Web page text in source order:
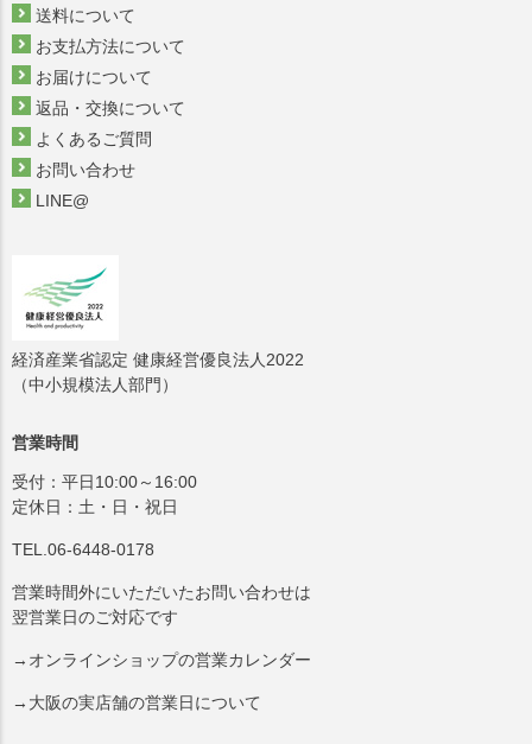
送料について
お支払方法について
お届けについて
返品・交換について
よくあるご質問
お問い合わせ
LINE@
経済産業省認定 健康経営優良法人2022
（中小規模法人部門）
営業時間
受付：平日10:00～16:00
定休日：土・日・祝日
TEL.06-6448-0178
営業時間外にいただいたお問い合わせは
翌営業日のご対応です
→オンラインショップの営業カレンダー
→大阪の実店舗の営業日について